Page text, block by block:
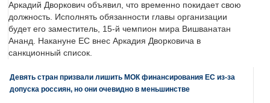
Аркадий Дворкович объявил, что временно покидает свою
должность. Исполнять обязанности главы организации
будет его заместитель, 15-й чемпион мира Вишванатан
Ананд. Накануне ЕС внес Аркадия Дворковича в
санкционный список.
Девять стран призвали лишить МОК финансирования ЕС из-за
допуска россиян, но они очевидно в меньшинстве